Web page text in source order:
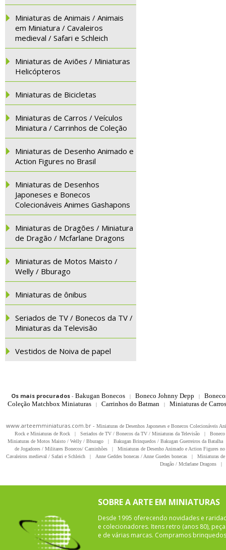
Miniaturas de Animais / Animais
em Miniatura / Cavaleiros
medieval / Safari e Schleich
Miniaturas de Aviões / Miniaturas
Helicópteros
Miniaturas de Bicicletas
Miniaturas de Carros / Veículos
Miniatura / Carrinhos de Coleção
Miniaturas de Desenho Animado e
Action Figures no Brasil
Miniaturas de Desenhos
Japoneses e Bonecos
Colecionáveis Animes Gashapons
Miniaturas de Dragões / Miniatura
de Dragão / Mcfarlane Dragons
Miniaturas de Motos Maisto /
Welly / Bburago
Miniaturas de ônibus
Seriados de TV / Bonecos da TV /
Miniaturas da Televisão
Vestidos de Noiva de papel
Os mais procurados- Bakugan Bonecos | Boneco Johnny Depp |
Coleção Matchbox Miniaturas
| Carrinhos do Batman | Miniaturas de
www.arteemminiaturas.com.br - Miniaturas de Desenhos Japoneses e Bonecos Colecionáveis
Rock e Miniaturas de Rock
| Seriados de TV / Bonecos da TV / Miniaturas da Televisão |
Miniaturas de Motos Maisto / Welly / Bburago
| Bakugan Brinquedos / Bakugan Guerreiros da Batalha
de Jogadores / Militares Bonecos/ Caminhões
|
Miniaturas de Desenho Animado e Action Figures
Cavaleiros medieval / Safari e Schleich
| Anne Geddes bonecas / Anne Guedes bonecas |
Miniaturas
Dragão / Mcfarlane Dragons
|
SOBRE A ARTE EM MINIATURAS
Desde 1995 oferecendo novidades e
e colecionadores. Itens retro (anos 80),
e de várias marcas. Compramos